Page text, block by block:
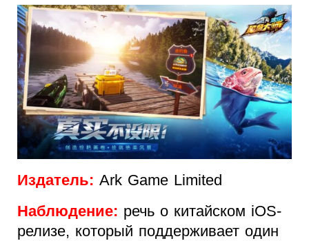
Издатель: Ark Game Limited
Наблюдение: речь о китайском iOS-
релизе, который поддерживает один